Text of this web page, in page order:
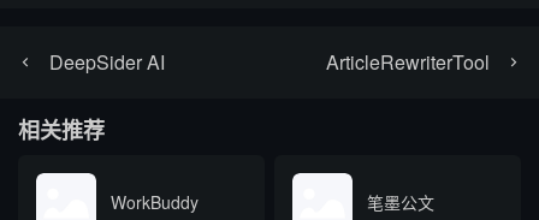
DeepSider AI ArticleRewriterTool
相关推荐
WorkBuddy 笔墨公文